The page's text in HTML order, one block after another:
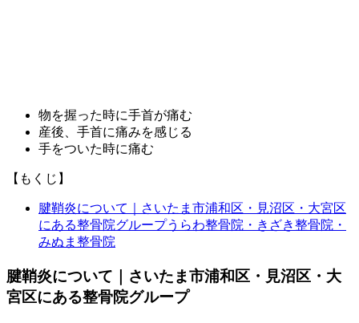
物を握った時に手首が痛む
産後、手首に痛みを感じる
手をついた時に痛む
【もくじ】
腱鞘炎について｜さいたま市浦和区・見沼区・大宮区
にある整骨院グループうらわ整骨院・きざき整骨院・
みぬま整骨院
腱鞘炎について｜さいたま市浦和区・見沼区・大
宮区にある整骨院グループ